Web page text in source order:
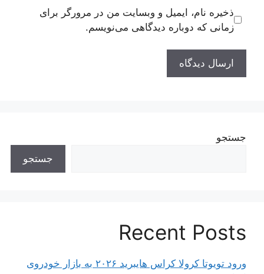
ذخیره نام، ایمیل و وبسایت من در مرورگر برای
زمانی که دوباره دیدگاهی می‌نویسم.
جستجو
جستجو
Recent Posts
ورود تویوتا کرولا کراس هایبرید ۲۰۲۶ به بازار خودروی